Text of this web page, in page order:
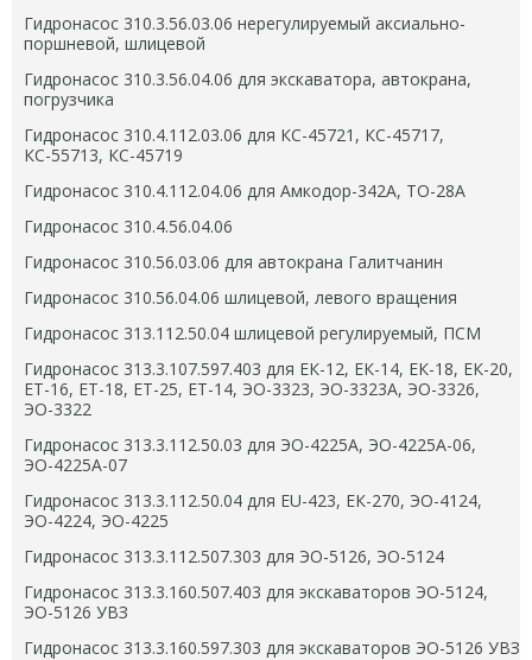
Гидронасос 310.3.56.03.06 нерегулируемый аксиально-
поршневой, шлицевой
Гидронасос 310.3.56.04.06 для экскаватора, автокрана,
погрузчика
Гидронасос 310.4.112.03.06 для КС-45721, КС-45717,
КС-55713, КС-45719
Гидронасос 310.4.112.04.06 для Амкодор-342А, ТО-28А
Гидронасос 310.4.56.04.06
Гидронасос 310.56.03.06 для автокрана Галитчанин
Гидронасос 310.56.04.06 шлицевой, левого вращения
Гидронасос 313.112.50.04 шлицевой регулируемый, ПСМ
Гидронасос 313.3.107.597.403 для ЕК-12, ЕК-14, ЕК-18, ЕК-20,
ЕТ-16, ЕТ-18, ЕТ-25, ЕТ-14, ЭО-3323, ЭО-3323А, ЭО-3326,
ЭО-3322
Гидронасос 313.3.112.50.03 для ЭО-4225А, ЭО-4225А-06,
ЭО-4225А-07
Гидронасос 313.3.112.50.04 для ЕU-423, ЕК-270, ЭО-4124,
ЭО-4224, ЭО-4225
Гидронасос 313.3.112.507.303 для ЭО-5126, ЭО-5124
Гидронасос 313.3.160.507.403 для экскаваторов ЭО-5124,
ЭО-5126 УВЗ
Гидронасос 313.3.160.597.303 для экскаваторов ЭО-5126 УВЗ